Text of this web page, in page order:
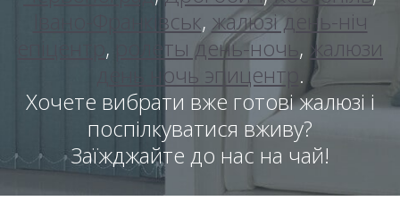
Івано-Франківськ, жалюзі день-ніч
, ролеты день-ночь , жалюзи
день ночь эпицентр .
Хочете вибрати вже готові жалюзі і
поспілкуватися вживу?
Заїжджайте до нас на чай!